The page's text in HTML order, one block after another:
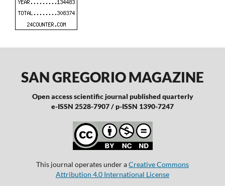
SAN GREGORIO MAGAZINE
Open access scientific journal published quarterly
e-ISSN 2528-7907 / p-ISSN 1390-7247
This journal operates under aCreative Commons
Attribution 4.0 International License